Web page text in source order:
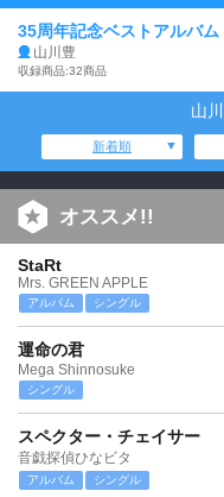
35周年記念ベストアルバム
山川豊
収録商品:32商品
山
新着順
オススメ!!
StaRt
Mrs. GREEN APPLE
アルバム シングル
運命の君
Mega Shinnosuke
シングル
スペクター・チェイサー
音戯探偵ひなビタ
アルバム シングル